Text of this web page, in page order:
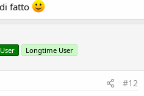
fatto
Longtime User
#12